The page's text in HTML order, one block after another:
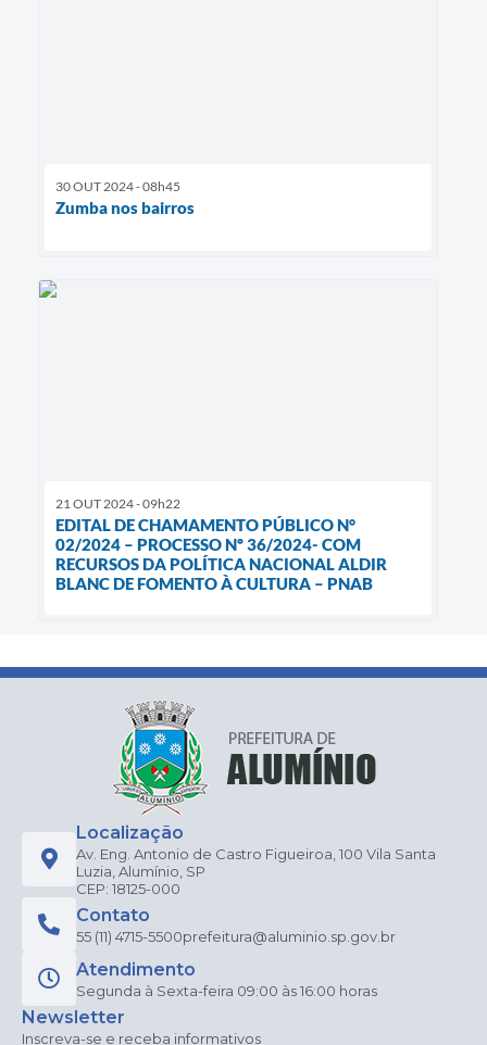
30 OUT 2024 - 08h45
Zumba nos bairros
21 OUT 2024 - 09h22
EDITAL DE CHAMAMENTO PÚBLICO N°
02/2024 – PROCESSO Nº 36/2024- COM
RECURSOS DA POLÍTICA NACIONAL ALDIR
BLANC DE FOMENTO À CULTURA – PNAB
Localização
Av. Eng. Antonio de Castro Figueiroa, 100 Vila Santa
Luzia, Alumínio, SP
CEP: 18125-000
Contato
55 (11) 4715-5500prefeitura@aluminio.sp.gov.br
Atendimento
Segunda à Sexta-feira 09:00 às 16:00 horas
Newsletter
Inscreva-se e receba informativos